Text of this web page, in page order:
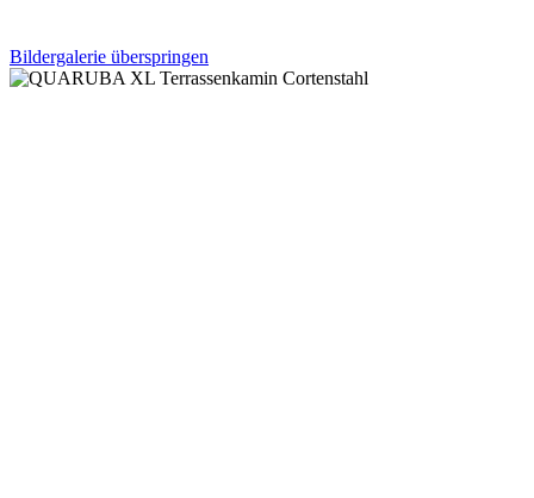
Bildergalerie überspringen